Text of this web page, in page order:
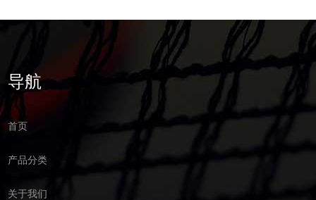
导航
首页
产品分类
关于我们